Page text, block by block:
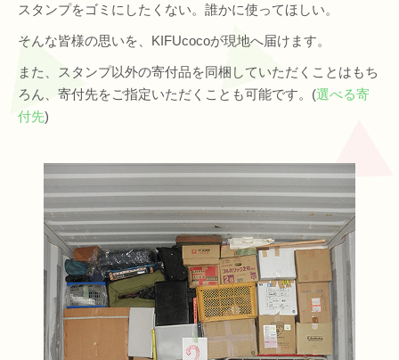
スタンプをゴミにしたくない。誰かに使ってほしい。
そんな皆様の思いを、KIFUcocoが現地へ届けます。
また、スタンプ以外の寄付品を同梱していただくことはもち
ろん、寄付先をご指定いただくことも可能です。(選べる寄
付先)